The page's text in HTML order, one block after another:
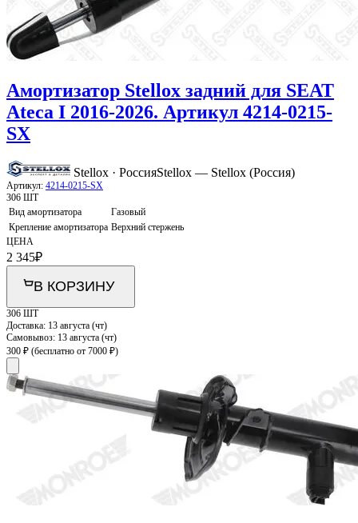
Амортизатор Stellox задний для SEAT
Ateca I 2016-2026. Артикул 4214-0215-
SX
Stellox · РоссияStellox — Stellox (Россия)
Артикул: 4214-0215-SX
306 ШТ
Вид амортизатора
Газовый
Крепление амортизатора Верхний стержень
ЦЕНА
2 345₽
В КОРЗИНУ
306 ШТ
Доставка: 13 августа (чт)
Самовывоз: 13 августа (чт)
300 ₽ (бесплатно от 7000 ₽)